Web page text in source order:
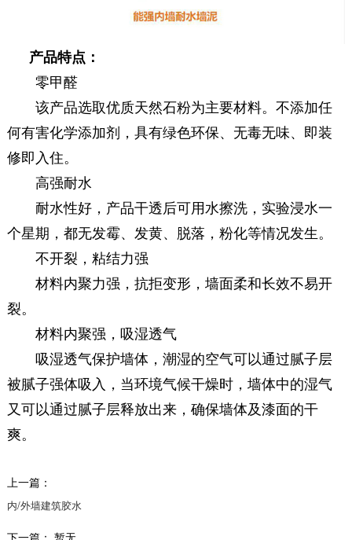
产品特点：
零甲醛
该产品选取优质天然石粉为主要材料。不添加任
何有害化学添加剂，具有绿色环保、无毒无味、即装
修即入住。
高强耐水
耐水性好，产品干透后可用水擦洗，实验浸水一
个星期，都无发霉、发黄、脱落，粉化等情况发生。
不开裂，粘结力强
材料内聚力强，抗拒变形，墙面柔和长效不易开
裂。
材料内聚强，吸湿透气
吸湿透气保护墙体，潮湿的空气可以通过腻子层
被腻子强体吸入，当环境气候干燥时，墙体中的湿气
又可以通过腻子层释放出来，确保墙体及漆面的干
爽。
上一篇：
内/外墙建筑胶水
下一篇： 暂无